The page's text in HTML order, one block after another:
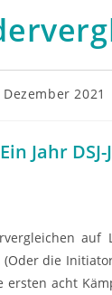
Dezember 2021
Ein Jahr
die
ersten acht